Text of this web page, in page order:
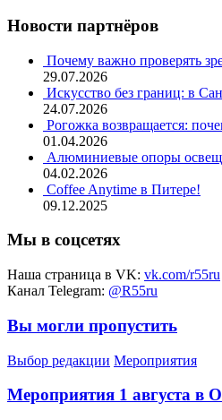
Новости партнёров
Почему важно проверять
29.07.2026
Искусство без границ: в
24.07.2026
Рогожка возвращается:
01.04.2026
Алюминиевые опоры
04.02.2026
Coffee Anytime в Питере!
09.12.2025
Мы в соцсетях
Наша страница в VK: vk.com/r55ru
Канал Telegram: @R55ru
Вы могли пропустить
Выбор редакции Мероприятия
Мероприятия 1 августа в